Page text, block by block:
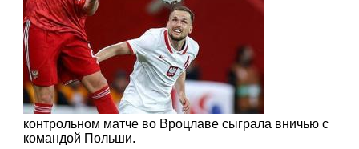
контрольном матче во Вроцлаве сыграла вничью с
командой Польши.